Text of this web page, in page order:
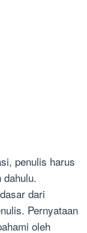
penulis harus
dahulu.
dari
Pernyataan
oleh